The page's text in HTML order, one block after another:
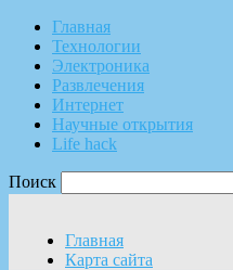
Главная
Технологии
Электроника
Развлечения
Интернет
Научные открытия
Life hack
Поиск
Главная
Карта сайта